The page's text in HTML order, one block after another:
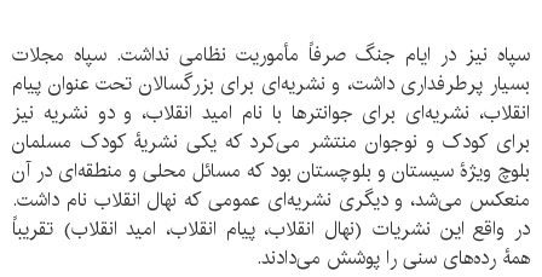
سپاه نیز در ایام جنگ صرفاً مأموریت نظامی نداشت. سپاه مجلات
بسیار پرطرفداری داشت، و نشریه‌ای برای بزرگسالان تحت عنوان پیام
انقلاب، نشریه‌ای برای جوانترها با نام امید انقلاب، و دو نشریه نیز
برای کودک و نوجوان منتشر می‌کرد که یکی نشریۀ کودک مسلمان
بلوچ ویژۀ سیستان و بلوچستان بود که مسائل محلی و منطقه‌ای در آن
منعکس می‌شد، و دیگری نشریه‌ای عمومی که نهال انقلاب نام داشت.
در واقع این نشریات (نهال انقلاب، پیام انقلاب، امید انقلاب) تقریباً
همۀ رده‌های سنی را پوشش می‌دادند.